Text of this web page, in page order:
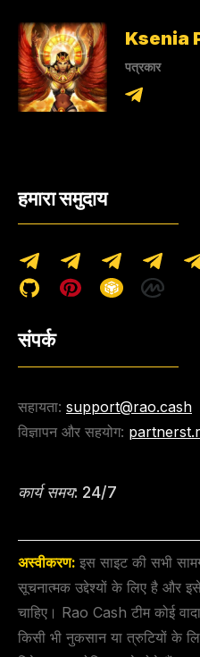
Ksenia
पत्रकार
हमारा समुदाय
संपर्क
सहायता: support@rao.cash
विज्ञापन और सहयोग:
कार्य समय: 24/7
अस्वीकरण: इस साइट की सभी
सूचनात्मक उद्देश्यों के लिए है और इसे
चाहिए। Rao Cash टीम कोई
किसी भी नुकसान या त्रुटियों के